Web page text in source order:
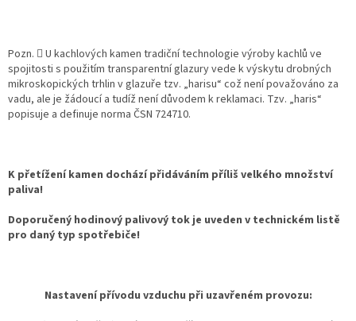
Pozn.  U kachlových kamen tradiční technologie výroby kachlů ve
spojitosti s použitím transparentní glazury vede k výskytu drobných
mikroskopických trhlin v glazuře tzv. „harisu“ což není považováno za
vadu, ale je žádoucí a tudíž není důvodem k reklamaci. Tzv. „haris“
popisuje a definuje norma ČSN 724710.
K přetížení kamen dochází přidáváním příliš velkého množství
paliva!
Doporučený hodinový palivový tok je uveden v technickém listě
pro daný typ spotřebiče!
Nastavení přívodu vzduchu při uzavřeném provozu: